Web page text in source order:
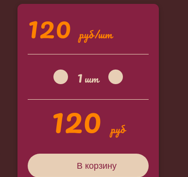
120 руб/шт
1шт
120 руб
В корзину